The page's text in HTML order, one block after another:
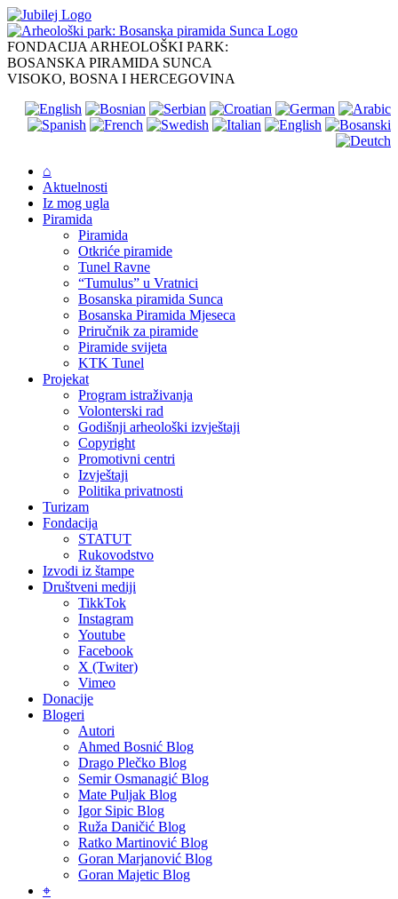
Skip
to
content
FONDACIJA ARHEOLOŠKI PARK:
BOSANSKA PIRAMIDA SUNCA
VISOKO, BOSNA I HERCEGOVINA
⌂
Aktuelnosti
Iz mog ugla
Piramida
Piramida
Otkriće piramide
Tunel Ravne
“Tumulus” u Vratnici
Bosanska piramida Sunca
Bosanska Piramida Mjeseca
Priručnik za piramide
Piramide svijeta
KTK Tunel
Projekat
Program istraživanja
Volonterski rad
Godišnji arheološki izvještaji
Copyright
Promotivni centri
Izvještaji
Politika privatnosti
Turizam
Fondacija
STATUT
Rukovodstvo
Izvodi iz štampe
Društveni mediji
TikkTok
Instagram
Youtube
Facebook
X (Twiter)
Vimeo
Donacije
Blogeri
Autori
Ahmed Bosnić Blog
Drago Plečko Blog
Semir Osmanagić Blog
Mate Puljak Blog
Igor Sipic Blog
Ruža Daničić Blog
Ratko Martinović Blog
Goran Marjanović Blog
Goran Majetic Blog
⌖